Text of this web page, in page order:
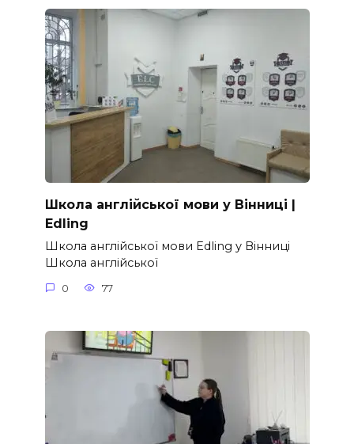
Школа англійської мови у Вінниці |
Edling
Школа англійської мови Edling у Вінниці
Школа англійської
0 77